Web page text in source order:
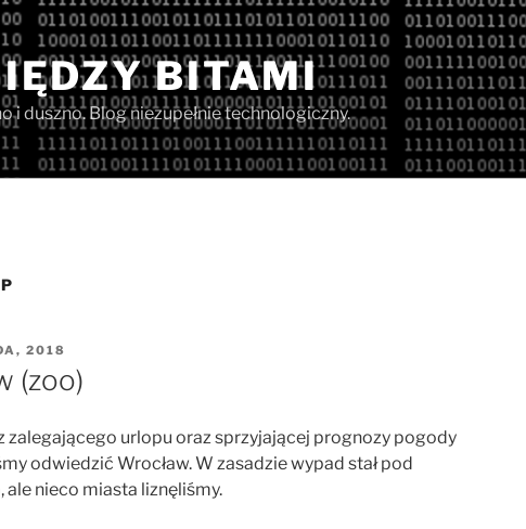
BITAMI
i duszno. Blog niezupełnie technologiczny.
2018
(zoo)
zalegającego urlopu oraz sprzyjającej prognozy pogody
odwiedzić Wrocław. W zasadzie wypad stał pod
ale nieco miasta liznęliśmy.